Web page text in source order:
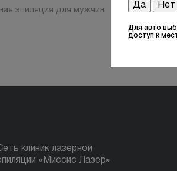
Да Нет
Для авто
доступ к
эпиляция для мужчин Подъёмы
клиник лазерной
«Миссис Лазер»